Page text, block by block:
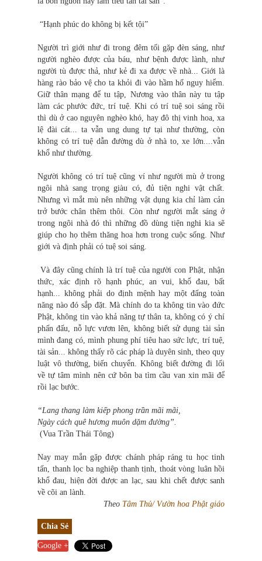
“Hạnh phúc do không bị kết tội”
Người trì giới như đi trong đêm tối gặp đèn sáng, như
người nghèo được của báu, như bệnh được lành, như
người tù được thả, như kẻ đi xa được về nhà... Giới là
hàng rào bảo vệ cho ta khỏi đi vào hầm hố nguy hiểm.
Giữ thân mạng để tu tập, Nương vào thân này tu tập
làm các phước đức, trí tuệ. Khi có trí tuệ soi sáng rồi
thì dù ở cao nguyên nghèo khó, hay đô thị vinh hoa, xa
lệ đài cát... ta vẫn ung dung tự tại như thường, còn
không có trí tuệ dẫn đường dù ở nhà to, xe lớn....vẫn
khổ như thường.
Người không có trí tuệ cũng ví như người mù ở trong
ngôi nhà sang trọng giàu có, đủ tiện nghi vật chất.
Nhưng vì mắt mù nên những vật dụng kia chỉ làm cản
trở bước chân thêm thôi. Còn như người mắt sáng ở
trong ngôi nhà đó thì những đồ dùng tiện nghikia sẽ
giúp cho họ thêm thăng hoa hơn trong cuộc sống. Như
giới và định phải có tuệ soi sáng.
Và đây cũng chính là trí tuệ của người con Phật, nhận
thức, xác định rõ hạnh phúc, an vui, khổ đau, bất
hạnh... không phải do định mệnh hay một đấng toàn
năng nào đó sắp đặt. Mà chính do ta không tin vào đức
Phật, không tin vào khả năng tự thân ta, không có ý chí
phấn đấu, nỗ lực vươn lên, không biết sử dụng tài sản
mình đang có, mình phung phí tiêu hao sức lực, trí tuệ,
tài sản... không thấy rõ các pháp là duyên sinh, theo quy
luật vô thường, biến chuyển. Không biết đường đi lối
về tự tâm mình nên cứ bôn ba tìm cầu van xin mãi để
rồi lạc bước.
“Lang thang làm kiếp phong trần mãi mãi,
Ngày cách quê hương muôn dặm đường”.
(Vua Trần Thái Tông)
Nay may mắn gặp được chánh pháp ráng tu học tinh
tấn, thanh lọc ba nghiệp thanh tịnh, thoát vòng luân hồi
khổ đau, hiện đời được an lạc, sau khi chết được sanh
về cõi an lành.
Theo Tâm Thủ/ Vườn hoa Phật giáo
Chia Sẻ
Google +